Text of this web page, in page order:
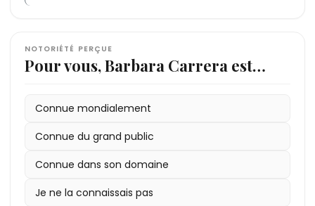
NOTORIÉTÉ PERÇUE
Pour vous, Barbara Carrera est…
Connue mondialement
Connue du grand public
Connue dans son domaine
Je ne la connaissais pas